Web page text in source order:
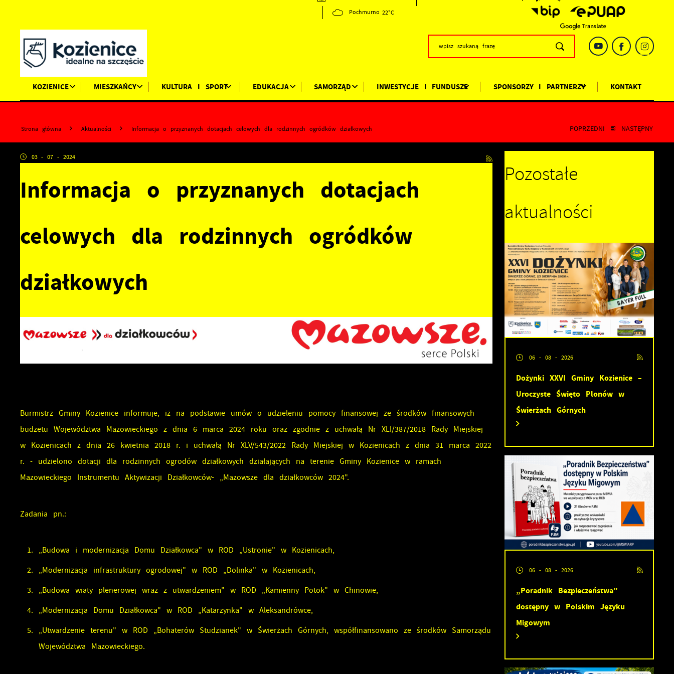
Pochmurno 22°C
KOZIENICE MIESZKAŃCY KULTURA I SPORT EDUKACJA SAMORZĄD INWESTYCJE I FUNDUSZE SPONSORZY I PARTNERZY KONTAKT
Strona główna Aktualności Informacja o przyznanych dotacjach celowych dla rodzinnych ogródków działkowych POPRZEDNI NASTĘPNY
03 - 07 - 2024
Informacja o przyznanych dotacjach
celowych dla rodzinnych ogródków
działkowych
Burmistrz Gminy Kozienice informuje, iż na podstawie umów o udzieleniu pomocy finansowej ze środków finansowych
budżetu Województwa Mazowieckiego z dnia 6 marca 2024 roku oraz zgodnie z uchwałą Nr XLI/387/2018 Rady Miejskiej
w Kozienicach z dnia 26 kwietnia 2018 r. i uchwałą Nr XLV/543/2022 Rady Miejskiej w Kozienicach z dnia 31 marca 2022
r. - udzielono dotacji dla rodzinnych ogrodów działkowych działających na terenie Gminy Kozienice w ramach
Mazowieckiego Instrumentu Aktywizacji Działkowców- „Mazowsze dla działkowców 2024".
Zadania pn.:
„Budowa i modernizacja Domu Działkowca" w ROD „Ustronie" w Kozienicach,
„Modernizacja infrastruktury ogrodowej" w ROD „Dolinka" w Kozienicach,
„Budowa wiaty plenerowej wraz z utwardzeniem" w ROD „Kamienny Potok" w Chinowie,
„Modernizacja Domu Działkowca" w ROD „Katarzynka" w Aleksandrówce,
„Utwardzenie terenu" w ROD „Bohaterów Studzianek" w Świerżach Górnych, współfinansowano ze środków Samorządu
Województwa Mazowieckiego.
Pozostałe
aktualności
06 - 08 - 2026
Dożynki XXVI Gminy Kozienice –
Uroczyste Święto Plonów w
Świerżach Górnych
06 - 08 - 2026
„Poradnik Bezpieczeństwa”
dostępny w Polskim Języku
Migowym